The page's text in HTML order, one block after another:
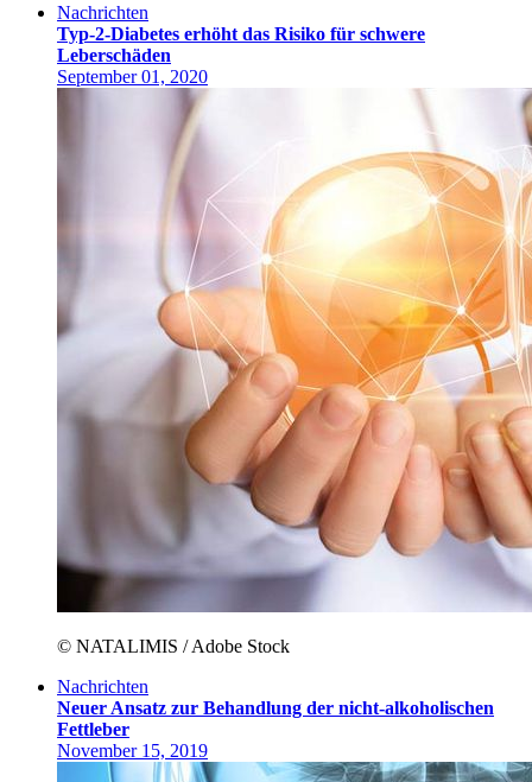
Nachrichten
Typ-2-Diabetes erhöht das Risiko für schwere
Leberschäden
September 01, 2020
© NATALIMIS / Adobe Stock
Nachrichten
Neuer Ansatz zur Behandlung der nicht-alkoholischen
Fettleber
November 15, 2019